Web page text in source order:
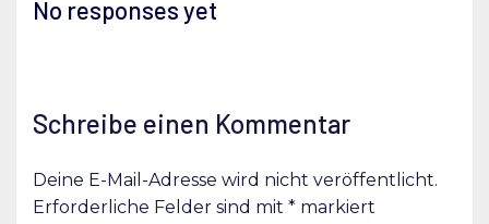
No responses yet
Schreibe einen Kommentar
Deine E-Mail-Adresse wird nicht veröffentlicht.
Erforderliche Felder sind mit * markiert